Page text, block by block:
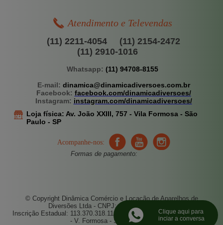
Atendimento e Televendas
(11) 2211-4054
(11) 2154-2472
(11) 2910-1016
Whatsapp: (11) 94708-8155
E-mail: dinamica@dinamicadiversoes.com.br
Facebook: facebook.com/dinamicadiversoes/
Instagram: instagram.com/dinamicadiversoes/
Loja física: Av. João XXIII, 757 -Vila Formosa - São
Paulo - SP
Acompanhe-nos:
Formas de pagamento:
© Copyright Dinâmica Comércio e Locação de Aparelhos de
Diversões Ltda - CNPJ: 67.496.521/0001-52
Inscrição Estadual: 113.370.318.112 - Endereço: Av. João XXIII, 757
- V. Formosa - S. Paulo - SP
Clique aqui para
inciar a conversa